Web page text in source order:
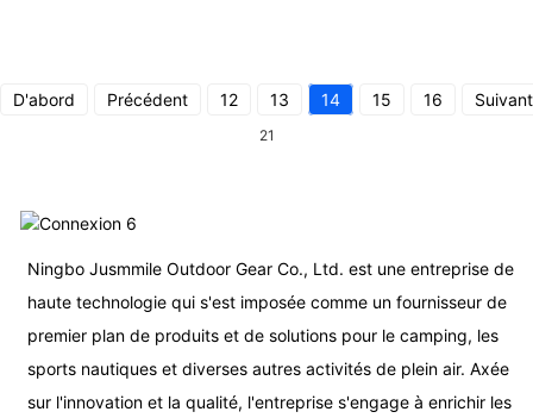
D'abord Précédent 12 13 14 15 16 Suivant
21
Ningbo Jusmmile Outdoor Gear Co., Ltd. est une entreprise de
haute technologie qui s'est imposée comme un fournisseur de
premier plan de produits et de solutions pour le camping, les
sports nautiques et diverses autres activités de plein air. Axée
sur l'innovation et la qualité, l'entreprise s'engage à enrichir les